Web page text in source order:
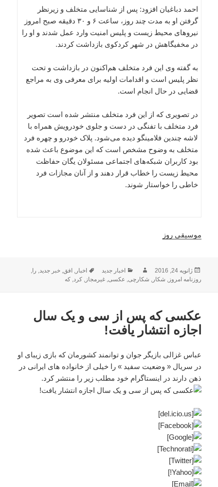
احمد دباغیان افزود: پس از شناسایی متخلف و زیرنظر
گرفتن او به مدت چند روز، ساعت ۶ و ۳۰ دقیقه صبح امروز
نیروهای محیط زیست و پلیس امنیت وارد عمل شدند و او را
در مخفیگاهش در شهر کردکوی بازداشت کردند.
به گفته وی این فرد متخلف هم‌اکنون در بازداشت و تحت
نظر پلیس است و اقدامات اولیه برای معرفی وی به مراجع
قضایی در حال انجام است.
در تصویری که از این فرد متخلف منتشر شده است تصویر
فرد متخلف با تفنگی در دست و جلوی خودرویش همراه با
لاشه چندین فلامینگو دیده می‌شود. پلاک خودرو و چهره فرد
متخلف به وضوح مشخص است که این موضوع باعث شده
بود کاربران شبکه‌های اجتماعی مسئولان یگان حفاظت
محیط زیست را خطاب قرار دهند و از آنان مجازات فرد
خاطی را خواستار شوند.
موسیقی روز
ارسال
شده
ژانویه 24, 2016 نویسندهدسته‌ها
اخبار جدید برچسب‌ها
اخبار ,افق ,خبر جدید را
روزنامه امروز
شکار شکارچی عکسی ,غیرمجاز ,کرد ,که
عکسی که پس از سی و یک سال
اجازه انتشار یافت!
عباس غزالی بازیگر جوان و توانمند کشورمان که بازی زیبای او
در سریال « وضعیت سفید » را خیلی از خانواده های ایرانی در
ذهن دارند در اینستاگرام خود مطلب زیر را منتشر کرد.